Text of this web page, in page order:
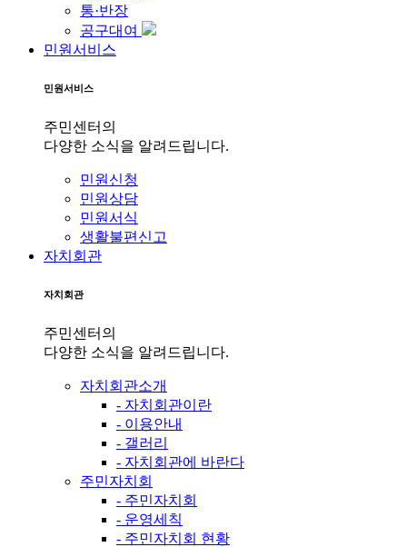
통·반장
공구대여
민원서비스
민원서비스
주민센터의
다양한 소식을 알려드립니다.
민원신청
민원상담
민원서식
생활불편신고
자치회관
자치회관
주민센터의
다양한 소식을 알려드립니다.
자치회관소개
- 자치회관이란
- 이용안내
- 갤러리
- 자치회관에 바란다
주민자치회
- 주민자치회
- 운영세칙
- 주민자치회 현황